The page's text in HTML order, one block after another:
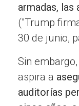
armadas, las
("Trump
30 de junio,
Sin
aspira a
auditorías